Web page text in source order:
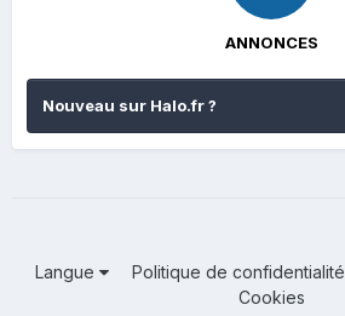
ANNONCES
Nouveau sur Halo.fr ?
Langue Politique de confidentialité
Cookies